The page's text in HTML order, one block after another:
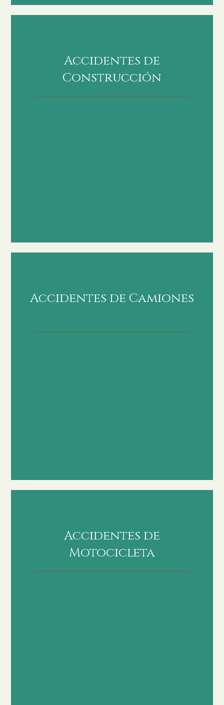
Accidentes de
Construcción
Accidentes de Camiones
Accidentes de
Motocicleta